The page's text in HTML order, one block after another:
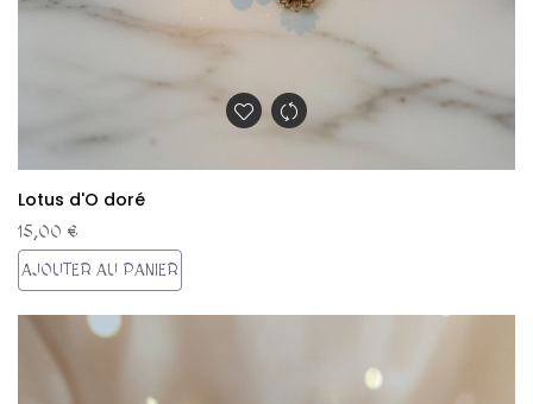
Lotus d'O doré
15,00 €
AJOUTER AU PANIER